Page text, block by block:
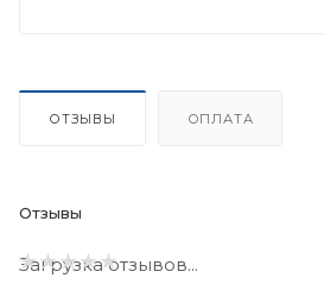
ОТЗЫВЫ ОПЛАТА
Отзывы
Загрузка отзывов...